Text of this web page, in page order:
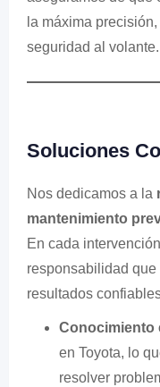
la máxima
seguridad al volante.
Soluciones
Nos dedicamos a la
mantenimiento
En cada
responsabilidad
resultados
Conocimiento
en Toyota, lo
resolver